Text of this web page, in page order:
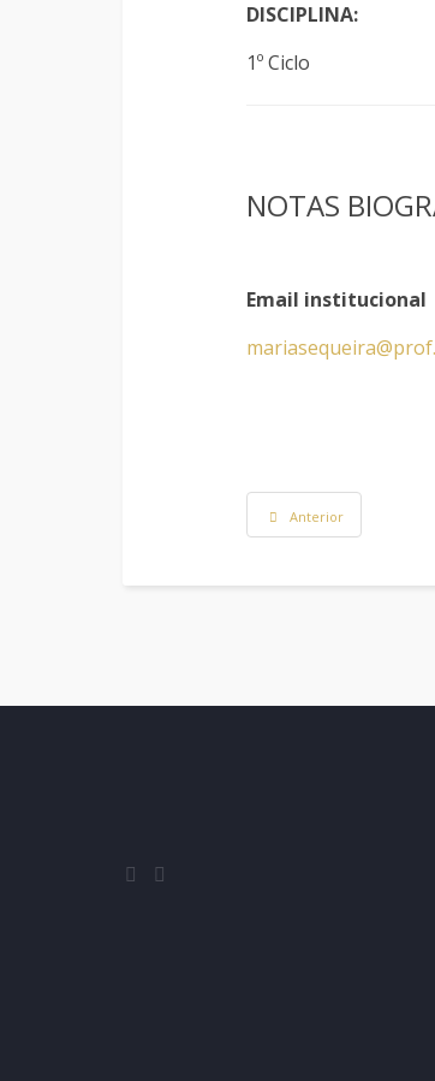
DISCIPLINA:
1º Ciclo
NOTAS
Email institucional
Anterior